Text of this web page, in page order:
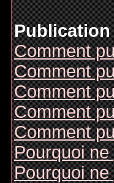
Publication
Comment
Comment
Comment
Comment
Comment
Pourquoi
Pourquoi